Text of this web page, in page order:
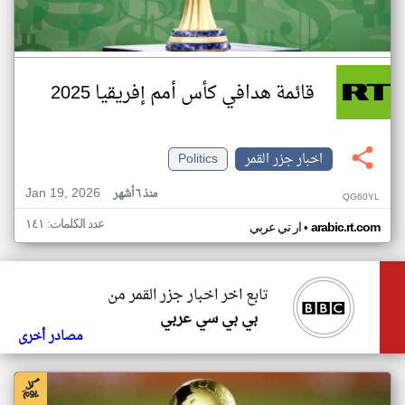
قائمة هدافي كأس أمم إفريقيا 2025
اخبار جزر القمر
Politics
Jan 19, 2026
منذ ٦ أشهر QG60YL
ار تي عربي• arabic.rt.com عدد الكلمات: ١٤١
تابع اخر اخبار جزر القمر من
بي بي سي عربي
مصادر أخرى